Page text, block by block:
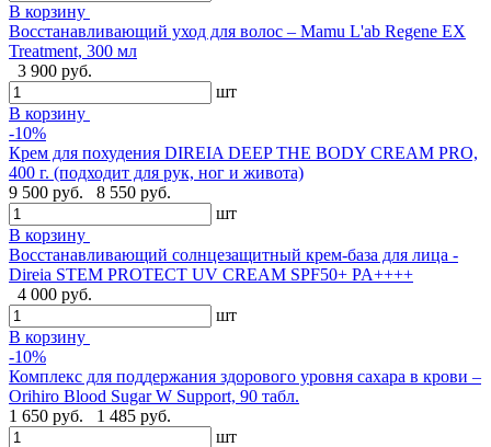
В корзину
Восстанавливающий уход для волос – Mamu L'ab Regene EX
Treatment, 300 мл
3 900 руб.
шт
В корзину
-10%
Крем для похудения DIREIA DEEP THE BODY CREAM PRO,
400 г. (подходит для рук, ног и живота)
9 500 руб.
8 550 руб.
шт
В корзину
Восстанавливающий солнцезащитный крем-база для лица -
Direia STEM PROTECT UV CREAM SPF50+ PA++++
4 000 руб.
шт
В корзину
-10%
Комплекс для поддержания здорового уровня сахара в крови –
Orihiro Blood Sugar W Support, 90 табл.
1 650 руб.
1 485 руб.
шт